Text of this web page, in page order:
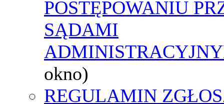
POSTĘPOWANIU
SĄDAMI
okno)
REGULAMIN